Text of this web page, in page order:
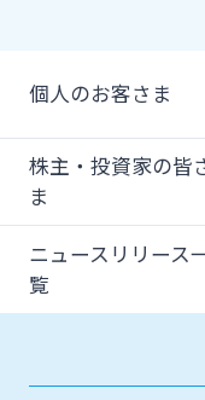
個人のお客さま
株主・投資家の皆
ま
ニュースリリース
覧